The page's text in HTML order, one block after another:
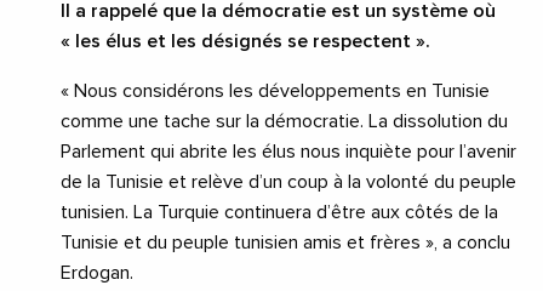
Il a rappelé que la démocratie est un système où
« les élus et les désignés se respectent ».
« Nous considérons les développements en Tunisie
comme une tache sur la démocratie. La dissolution du
Parlement qui abrite les élus nous inquiète pour l’avenir
de la Tunisie et relève d’un coup à la volonté du peuple
tunisien. La Turquie continuera d’être aux côtés de la
Tunisie et du peuple tunisien amis et frères », a conclu
Erdogan.